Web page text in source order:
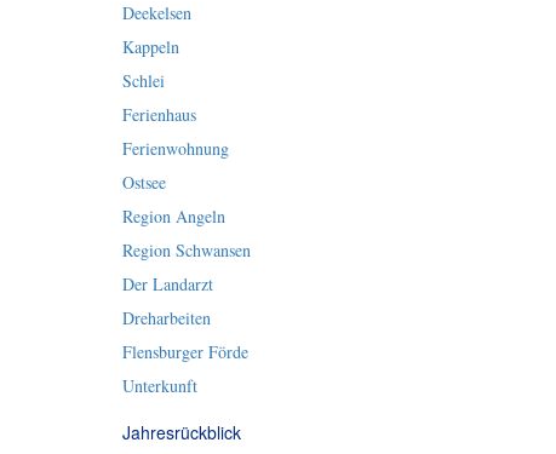
Deekelsen
Kappeln
Schlei
Ferienhaus
Ferienwohnung
Ostsee
Region Angeln
Region Schwansen
Der Landarzt
Dreharbeiten
Flensburger Förde
Unterkunft
Jahresrückblick